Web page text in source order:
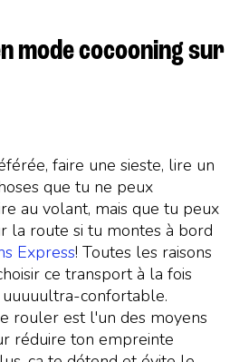
mode cocooning sur
faire une sieste, lire un
que tu ne peux
au volant, mais que tu peux
la route si tu montes à bord
Express! Toutes les raisons
ce transport à la fois
confortable.
rouler est l'un des moyens
réduire ton empreinte